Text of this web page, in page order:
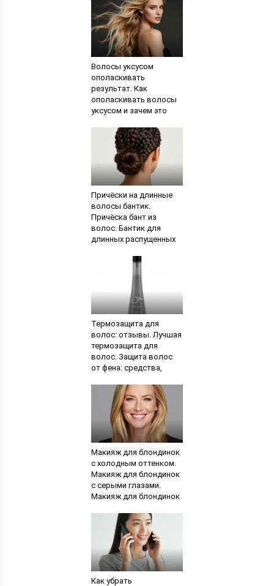
Волосы уксусом
ополаскивать
результат. Как
ополаскивать волосы
уксусом и зачем это
Причёски на длинные
волосы бантик.
Причёска бант из
волос. Бантик для
длинных распущенных
Термозащита для
волос: отзывы. Лучшая
термозащита для
волос. Защита волос
от фена: средства,
парикмахеров
Макияж для блондинок
с холодным оттенком.
Макияж для блондинок
с серыми глазами.
Макияж для блондинок
Как убрать